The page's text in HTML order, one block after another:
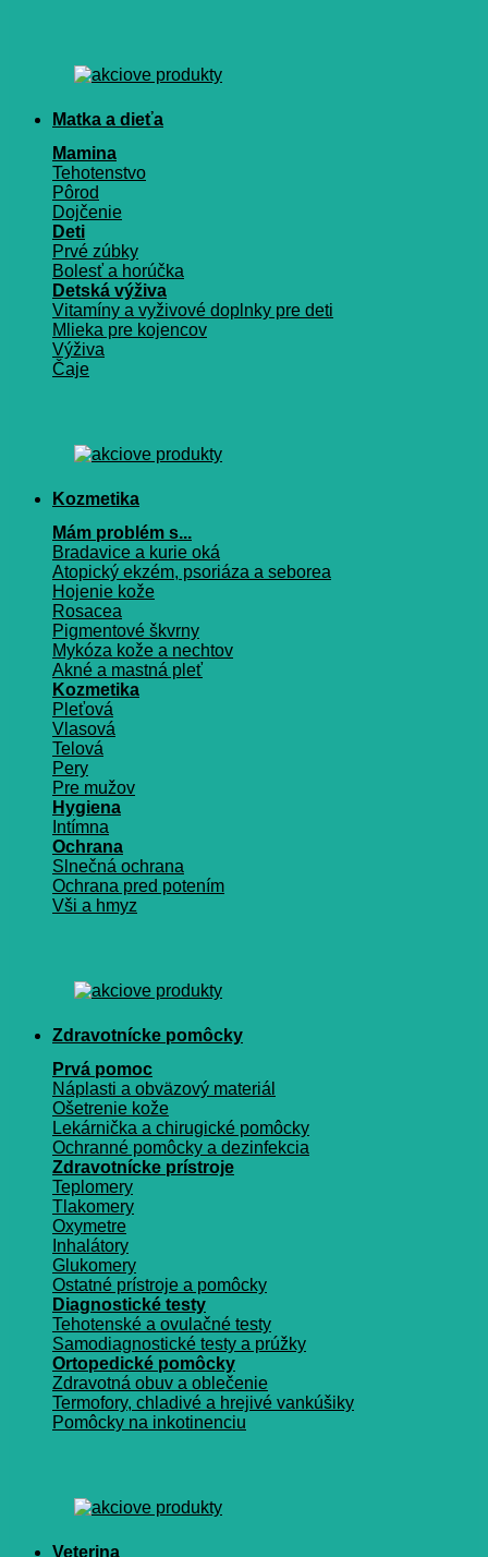
Matka a dieťa
Mamina
Tehotenstvo
Pôrod
Dojčenie
Deti
Prvé zúbky
Bolesť a horúčka
Detská výživa
Vitamíny a vyživové doplnky pre deti
Mlieka pre kojencov
Výživa
Čaje
Kozmetika
Mám problém s...
Bradavice a kurie oká
Atopický ekzém, psoriáza a seborea
Hojenie kože
Rosacea
Pigmentové škvrny
Mykóza kože a nechtov
Akné a mastná pleť
Kozmetika
Pleťová
Vlasová
Telová
Pery
Pre mužov
Hygiena
Intímna
Ochrana
Slnečná ochrana
Ochrana pred potením
Vši a hmyz
Zdravotnícke pomôcky
Prvá pomoc
Náplasti a obväzový materiál
Ošetrenie kože
Lekárnička a chirugické pomôcky
Ochranné pomôcky a dezinfekcia
Zdravotnícke prístroje
Teplomery
Tlakomery
Oxymetre
Inhalátory
Glukomery
Ostatné prístroje a pomôcky
Diagnostické testy
Tehotenské a ovulačné testy
Samodiagnostické testy a prúžky
Ortopedické pomôcky
Zdravotná obuv a oblečenie
Termofory, chladivé a hrejivé vankúšiky
Pomôcky na inkotinenciu
Veterina